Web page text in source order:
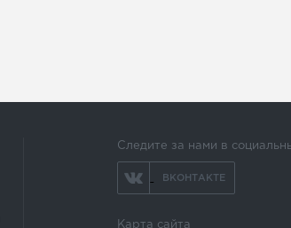
Следите за нами в
ВКОНТАКТЕ
Карта сайта